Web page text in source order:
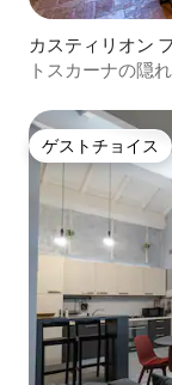
カスティリオン
トスカーナの隠
ゲストチョイス
ゲストチョイス